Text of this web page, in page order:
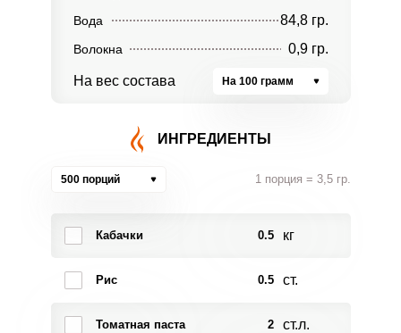
Вода 84,8 гр.
Волокна 0,9 гр.
На вес состава На 100 грамм
ИНГРЕДИЕНТЫ
500 порций 1 порция = 3,5 гр.
Кабачки 0.5 кг
Рис 0.5 ст.
Томатная паста 2 ст.л.